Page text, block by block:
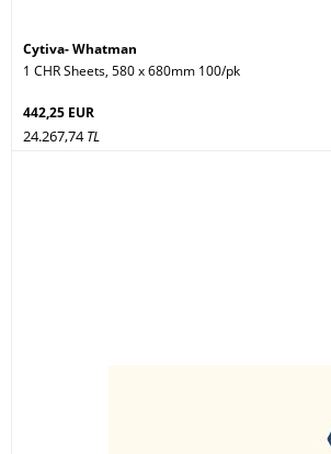
Cytiva- Whatman
1 CHR Sheets, 580 x 680mm 100/pk
442,25 EUR
24.267,74TL